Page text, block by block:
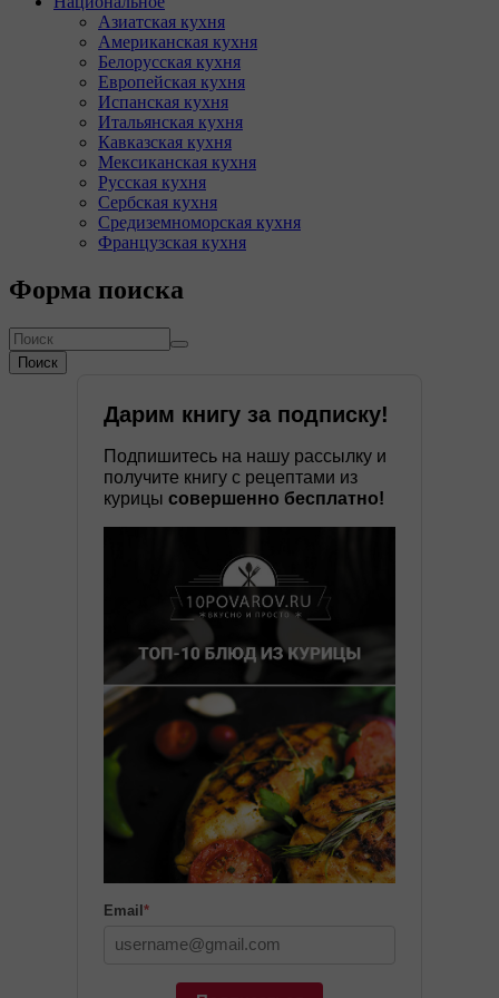
Азиатская кухня
Американская кухня
Белорусская кухня
Европейская кухня
Испанская кухня
Итальянская кухня
Кавказская кухня
Мексиканская кухня
Русская кухня
Сербская кухня
Средиземноморская кухня
Французская кухня
Форма поиска
Поиск
Дарим книгу за подписку!
Подпишитесь на нашу рассылку и
получите книгу с рецептами из
курицы совершенно бесплатно!
Email *